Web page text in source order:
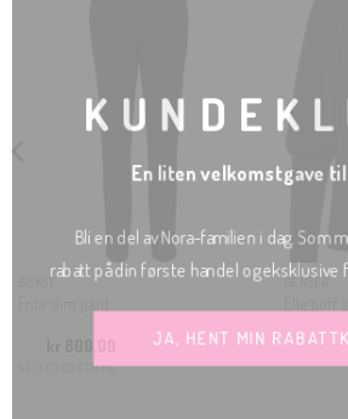
BUKSE
SELECTED FEMME
GENSER
En liten velkomstgave
Bli en del av Nora-familien i dag. Som
rabatt på din første handel og eksklusive
JA, HENT MIN